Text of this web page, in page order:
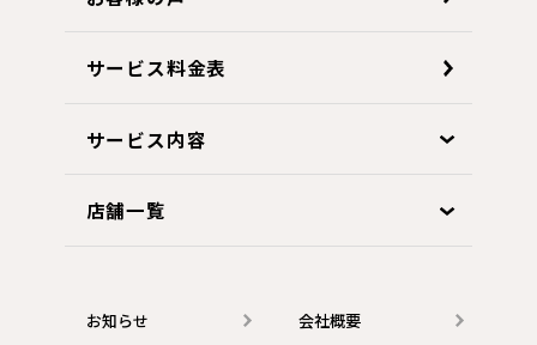
サービス料金表
サービス内容
店舗一覧
お知らせ 会社概要